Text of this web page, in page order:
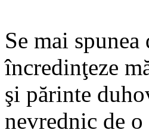
Se mai
încredinţeze
şi părinte
nevrednic de